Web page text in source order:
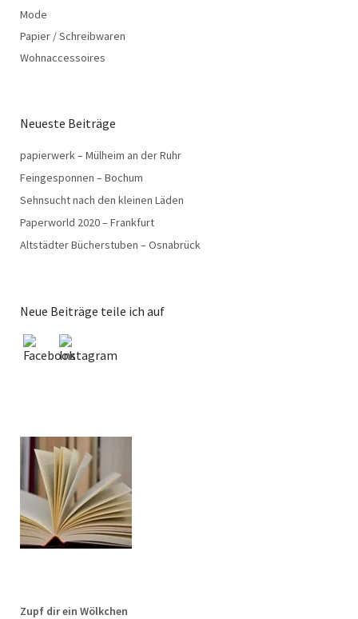
Mode
Papier / Schreibwaren
Wohnaccessoires
Neueste Beiträge
papierwerk – Mülheim an der Ruhr
Feingesponnen – Bochum
Sehnsucht nach den kleinen Läden
Paperworld 2020 – Frankfurt
Altstädter Bücherstuben – Osnabrück
Neue Beiträge teile ich auf
Zupf dir ein Wölkchen